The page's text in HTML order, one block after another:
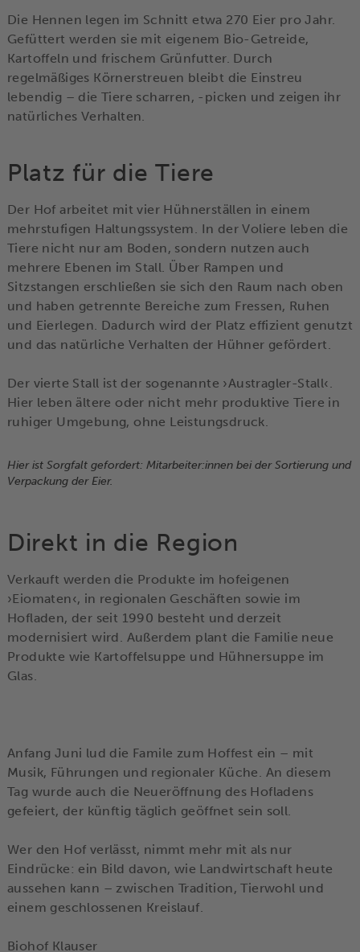
Die Hennen legen im Schnitt etwa 270 Eier pro Jahr.
Gefüttert werden sie mit eigenem Bio-Getreide,
Kartoffeln und frischem Grünfutter. Durch
regelmäßiges Körnerstreuen bleibt die Einstreu
lebendig – die Tiere scharren, -picken und zeigen ihr
natürliches Verhalten.
Platz für die Tiere
Der Hof arbeitet mit vier Hühnerställen in einem
mehrstufigen Haltungssystem. In der Voliere leben die
Tiere nicht nur am Boden, sondern nutzen auch
mehrere Ebenen im Stall. Über Rampen und
Sitzstangen erschließen sie sich den Raum nach oben
und haben getrennte Bereiche zum Fressen, Ruhen
und Eierlegen. Dadurch wird der Platz effizient genutzt
und das natürliche Verhalten der Hühner gefördert.
Der vierte Stall ist der sogenannte ›Austragler-Stall‹.
Hier leben ältere oder nicht mehr produktive Tiere in
ruhiger Umgebung, ohne Leistungsdruck.
Hier ist Sorgfalt gefordert: Mitarbeiter:innen bei der Sortierung und
Verpackung der Eier.
Direkt in die Region
Verkauft werden die Produkte im hofeigenen
›Eiomaten‹, in regionalen Geschäften sowie im
Hofladen, der seit 1990 besteht und derzeit
modernisiert wird. Außerdem plant die Familie neue
Produkte wie Kartoffelsuppe und Hühnersuppe im
Glas.
Anfang Juni lud die Famile zum Hoffest ein – mit
Musik, Führungen und regionaler Küche. An diesem
Tag wurde auch die Neueröffnung des Hofladens
gefeiert, der künftig täglich geöffnet sein soll.
Wer den Hof verlässt, nimmt mehr mit als nur
Eindrücke: ein Bild davon, wie Landwirtschaft heute
aussehen kann – zwischen Tradition, Tierwohl und
einem geschlossenen Kreislauf.
Biohof Klauser